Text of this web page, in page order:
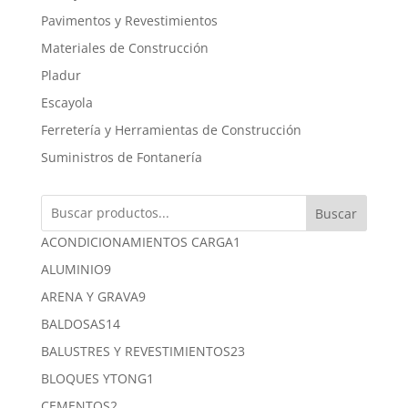
Pavimentos y Revestimientos
Materiales de Construcción
Pladur
Escayola
Ferretería y Herramientas de Construcción
Suministros de Fontanería
Buscar
ACONDICIONAMIENTOS CARGA1
ALUMINIO99
productos
ARENA Y GRAVA99
BALDOSAS1414
productos
BALUSTRES Y REVESTIMIENTOS2323
BLOQUES YTONG1